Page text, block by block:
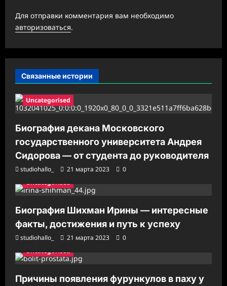
а
п
и
Для отправки комментария вам необходимо
авторизоваться.
Связанные истории
Uncategorised
Биография декана Московского
государственного университета Андрея
Сидорова — от студента до руководителя
studiohallo_ 21 марта 2023
0
Uncategorised
Биография Шихман Ирины — интересные
факты, достижения и путь к успеху
studiohallo_ 21 марта 2023
0
Uncategorised
Причины появления фурункулов в паху у